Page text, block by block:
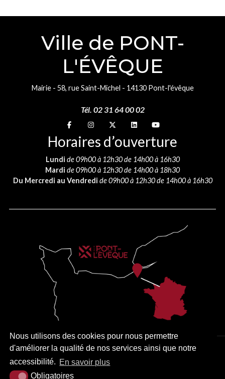
Nous utilisons des cookies pour nous permettre
d'améliorer la qualité de nos services ainsi que notre
accessibilité. En savoir plus
Obligatoires
Ville de PONT-
L'ÉVÊQUE
Mairie - 58, rue Saint-Michel - 14130 Pont-l'évêque
Tél. 02 31 64 00 02
Suivez-nous sur
Suivez-nous sur
Suivez-nous sur
Suivez-nous sur
Suivez-nous sur
Horaires d’ouverture
Lundi de 09h00 à 12h30 de 14h00 à 16h30
Mardi de 09h00 à 12h30 de 14h00 à 18h30
Du Mercredi au Vendredi de 09h00 à 12h30 de 14h00 à 16h30
PLAN DU SITE MENTIONS LÉGALES ACCESSIBILITÉ